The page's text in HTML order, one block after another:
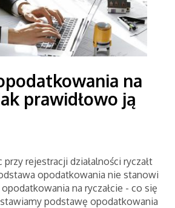
na
prawidłowo ją
rejestracji działalności ryczałt
opodatkowania nie stanowi
na ryczałcie - co się
podstawę opodatkowania